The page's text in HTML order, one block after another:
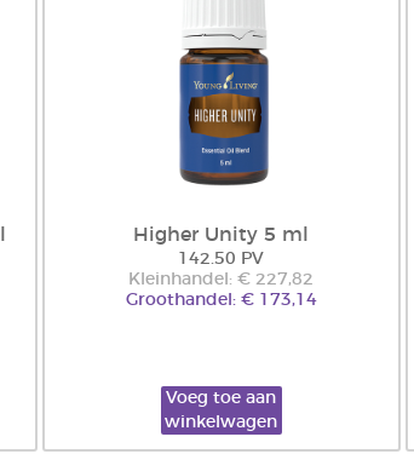
Higher Unity 5 ml
142.50 PV
Kleinhandel: € 227,82
Groothandel: € 173,14
Voeg toe aan
winkelwagen